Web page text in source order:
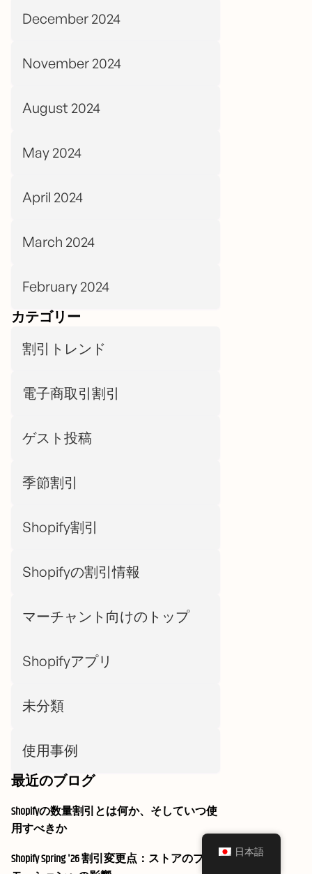
December 2024
November 2024
August 2024
May 2024
April 2024
March 2024
February 2024
カテゴリー
割引トレンド
電子商取引割引
ゲスト投稿
季節割引
Shopify割引
Shopifyの割引情報
マーチャント向けのトップ
Shopifyアプリ
未分類
使用事例
最近のブログ
Shopifyの数量割引とは何か、そしていつ使
用すべきか
Shopify Spring '26 割引変更点：ストアのプロ
日本語